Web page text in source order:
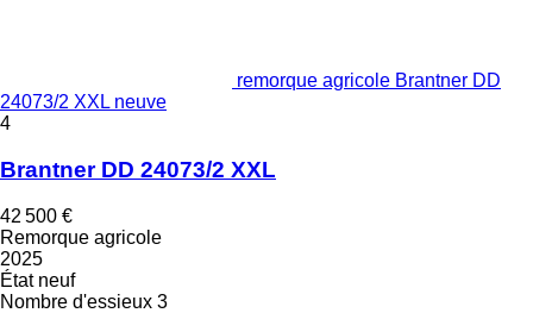
remorque agricole Brantner DD
24073/2 XXL neuve
4
Brantner DD 24073/2 XXL
42 500 €
Remorque agricole
2025
Étatneuf
Nombre d'essieux 3